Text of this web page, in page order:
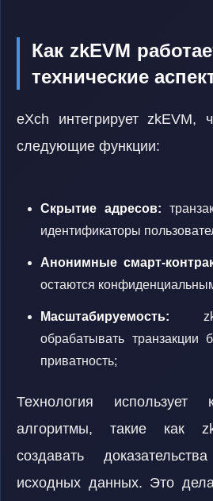
Как zkEVM
технические
eXch интегрирует zkEVM,
следующие функции:
Скрытие адресов:
идентификаторы
Анонимные смарт-
остаются
Масштабируемость:
обрабатывать транзакции
приватность;
Технология использует
алгоритмы, такие как
создавать
исходных данных. Это